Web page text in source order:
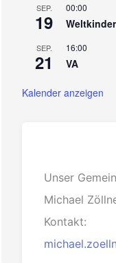
SEP.
19
00:00
SEP.
21
16:00
VA
Kalender anzeigen
Unser
Michael
Kontakt: